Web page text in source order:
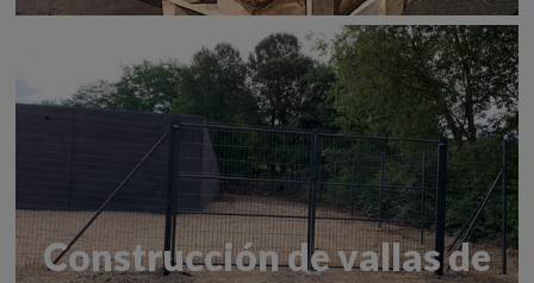
Construcción de vallas de